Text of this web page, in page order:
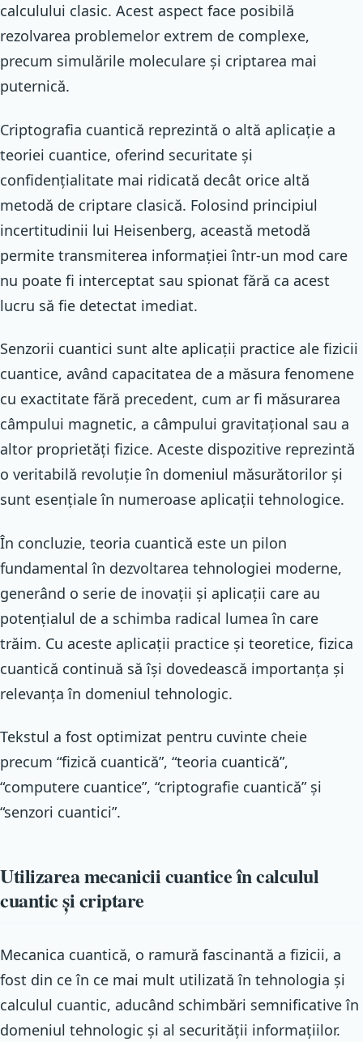
calculului clasic. Acest aspect face posibilă
rezolvarea problemelor extrem de complexe,
precum simulările moleculare și criptarea mai
puternică.
Criptografia cuantică reprezintă o altă aplicație a
teoriei cuantice, oferind securitate și
confidențialitate mai ridicată decât orice altă
metodă de criptare clasică. Folosind principiul
incertitudinii lui Heisenberg, această metodă
permite transmiterea informației într-un mod care
nu poate fi interceptat sau spionat fără ca acest
lucru să fie detectat imediat.
Senzorii cuantici sunt alte aplicații practice ale fizicii
cuantice, având capacitatea de a măsura fenomene
cu exactitate fără precedent, cum ar fi măsurarea
câmpului magnetic, a câmpului gravitațional sau a
altor proprietăți fizice. Aceste dispozitive reprezintă
o veritabilă revoluție în domeniul măsurătorilor și
sunt esențiale în numeroase aplicații tehnologice.
În concluzie, teoria cuantică este un pilon
fundamental în dezvoltarea tehnologiei moderne,
generând o serie de inovații și aplicații care au
potențialul de a schimba radical lumea în care
trăim. Cu aceste aplicații practice și teoretice, fizica
cuantică continuă să își dovedească importanța și
relevanța în domeniul tehnologic.
Tekstul a fost optimizat pentru cuvinte cheie
precum “fizică cuantică”, “teoria cuantică”,
“computere cuantice”, “criptografie cuantică” și
“senzori cuantici”.
Utilizarea mecanicii cuantice în calculul
cuantic și criptare
Mecanica cuantică, o ramură fascinantă a fizicii, a
fost din ce în ce mai mult utilizată în tehnologia și
calculul cuantic, aducând schimbări semnificative în
domeniul tehnologic și al securității informațiilor.